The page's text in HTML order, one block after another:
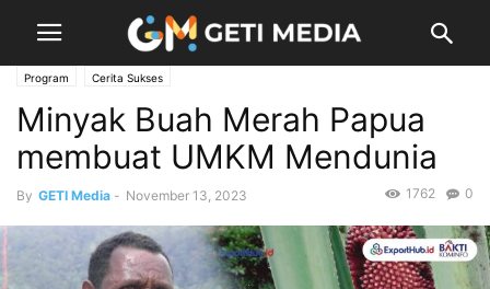
Program Cerita Sukses
Minyak Buah Merah Papua
membuat UMKM Mendunia
By GETI Media - November 13, 2023 0
1762